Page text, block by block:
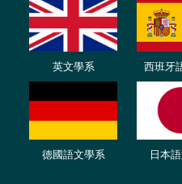
英文學系 西班牙
德國語文學系 日本